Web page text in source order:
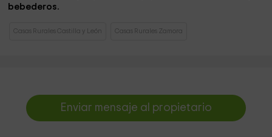
bebederos.
Casas Rurales Castilla y León Casas Rurales Zamora
Enviar mensaje al propietario